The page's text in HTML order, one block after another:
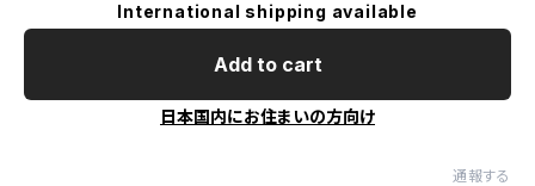
International shipping available
Add to cart
日本国内にお住まいの方向け
通報する